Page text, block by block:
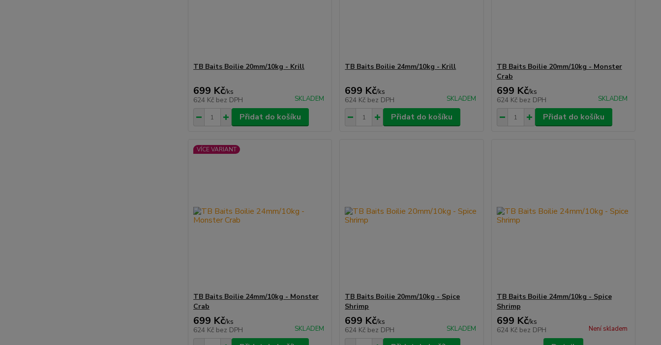
TB Baits Boilie 20mm/10kg - Krill
699 Kč/ks
624 Kč bez DPH SKLADEM
Přidat do košíku
TB Baits Boilie 24mm/10kg - Krill
699 Kč/ks
624 Kč bez DPH SKLADEM
Přidat do košíku
TB Baits Boilie 20mm/10kg - Monster
Crab
699 Kč/ks
624 Kč bez DPH SKLADEM
Přidat do košíku
VÍCE VARIANT
TB Baits Boilie 24mm/10kg - Monster
Crab
699 Kč/ks
624 Kč bez DPH SKLADEM
TB Baits Boilie 20mm/10kg - Spice
Shrimp
699 Kč/ks
624 Kč bez DPH SKLADEM
TB Baits Boilie 24mm/10kg - Spice
Shrimp
699 Kč/ks
624 Kč bez DPH Není skladem